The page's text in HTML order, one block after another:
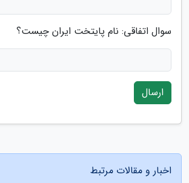
سوال اتفاقی: نام پایتخت ایران چیست؟
ارسال
اخبار و مقالات مرتبط